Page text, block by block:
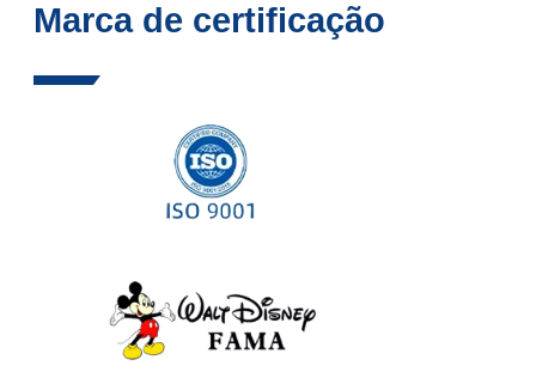
Marca de certificação